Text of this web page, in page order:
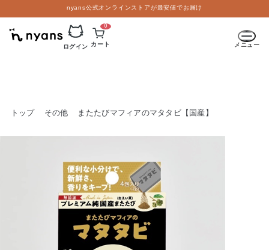
nyans公式オンラインストアが最安値でお届け
メニュー
ログイン
0
カート
トップ その他 またたびマフィアのマタタビ【国産】